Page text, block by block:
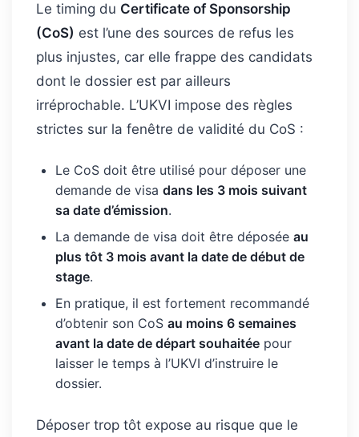
Le timing du Certificate of Sponsorship
(CoS) est l’une des sources de refus les
plus injustes, car elle frappe des candidats
dont le dossier est par ailleurs
irréprochable. L’UKVI impose des règles
strictes sur la fenêtre de validité du CoS :
Le CoS doit être utilisé pour déposer une
demande de visa dans les 3 mois suivant
sa date d’émission.
La demande de visa doit être déposée au
plus tôt 3 mois avant la date de début de
stage.
En pratique, il est fortement recommandé
d’obtenir son CoS au moins 6 semaines
avant la date de départ souhaitée pour
laisser le temps à l’UKVI d’instruire le
dossier.
Déposer trop tôt expose au risque que le